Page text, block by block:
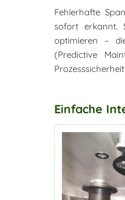
Fehlerhafte
sofort erkannt.
optimieren –
(Predictive
Prozesssicherheit.
Einfache